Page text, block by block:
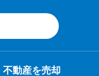
不動産を売却